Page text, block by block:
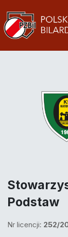
Podstaw
Nr licencji: 252/